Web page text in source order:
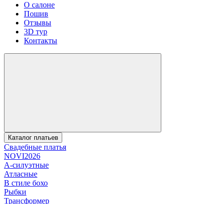
О салоне
Пошив
Отзывы
3D тур
Контакты
Каталог платьев
Свадебные платья
NOVI2026
А-силуэтные
Атласные
В стиле бохо
Рыбки
Трансформер